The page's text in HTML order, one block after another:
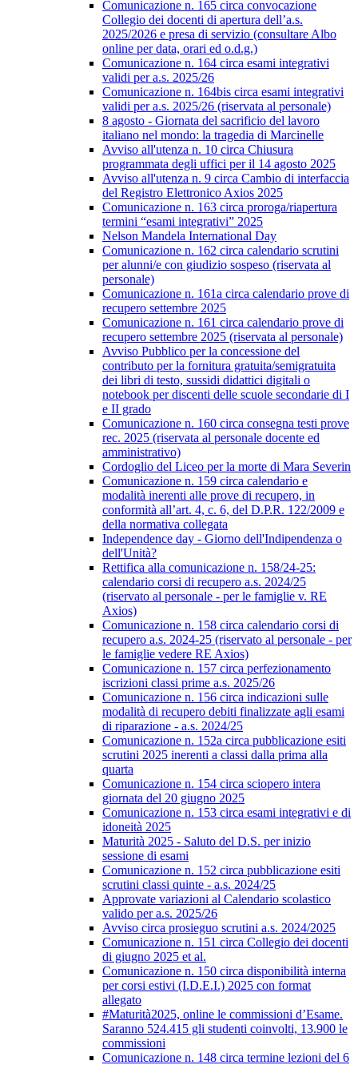
Comunicazione n. 165 circa convocazione
Collegio dei docenti di apertura dell’a.s.
2025/2026 e presa di servizio (consultare Albo
online per data, orari ed o.d.g.)
Comunicazione n. 164 circa esami integrativi
validi per a.s. 2025/26
Comunicazione n. 164bis circa esami integrativi
validi per a.s. 2025/26 (riservata al personale)
8 agosto - Giornata del sacrificio del lavoro
italiano nel mondo: la tragedia di Marcinelle
Avviso all'utenza n. 10 circa Chiusura
programmata degli uffici per il 14 agosto 2025
Avviso all'utenza n. 9 circa Cambio di interfaccia
del Registro Elettronico Axios 2025
Comunicazione n. 163 circa proroga/riapertura
termini “esami integrativi” 2025
Nelson Mandela International Day
Comunicazione n. 162 circa calendario scrutini
per alunni/e con giudizio sospeso (riservata al
personale)
Comunicazione n. 161a circa calendario prove di
recupero settembre 2025
Comunicazione n. 161 circa calendario prove di
recupero settembre 2025 (riservata al personale)
Avviso Pubblico per la concessione del
contributo per la fornitura gratuita/semigratuita
dei libri di testo, sussidi didattici digitali o
notebook per discenti delle scuole secondarie di I
e II grado
Comunicazione n. 160 circa consegna testi prove
rec. 2025 (riservata al personale docente ed
amministrativo)
Cordoglio del Liceo per la morte di Mara Severin
Comunicazione n. 159 circa calendario e
modalità inerenti alle prove di recupero, in
conformità all’art. 4, c. 6, del D.P.R. 122/2009 e
della normativa collegata
Independence day - Giorno dell'Indipendenza o
dell'Unità?
Rettifica alla comunicazione n. 158/24-25:
calendario corsi di recupero a.s. 2024/25
(riservato al personale - per le famiglie v. RE
Axios)
Comunicazione n. 158 circa calendario corsi di
recupero a.s. 2024-25 (riservato al personale - per
le famiglie vedere RE Axios)
Comunicazione n. 157 circa perfezionamento
iscrizioni classi prime a.s. 2025/26
Comunicazione n. 156 circa indicazioni sulle
modalità di recupero debiti finalizzate agli esami
di riparazione - a.s. 2024/25
Comunicazione n. 152a circa pubblicazione esiti
scrutini 2025 inerenti a classi dalla prima alla
quarta
Comunicazione n. 154 circa sciopero intera
giornata del 20 giugno 2025
Comunicazione n. 153 circa esami integrativi e di
idoneità 2025
Maturità 2025 - Saluto del D.S. per inizio
sessione di esami
Comunicazione n. 152 circa pubblicazione esiti
scrutini classi quinte - a.s. 2024/25
Approvate variazioni al Calendario scolastico
valido per a.s. 2025/26
Avviso circa prosieguo scrutini a.s. 2024/2025
Comunicazione n. 151 circa Collegio dei docenti
di giugno 2025 et al.
Comunicazione n. 150 circa disponibilità interna
per corsi estivi (I.D.E.I.) 2025 con format
allegato
#Maturità2025, online le commissioni d’Esame.
Saranno 524.415 gli studenti coinvolti, 13.900 le
commissioni
Comunicazione n. 148 circa termine lezioni del 6